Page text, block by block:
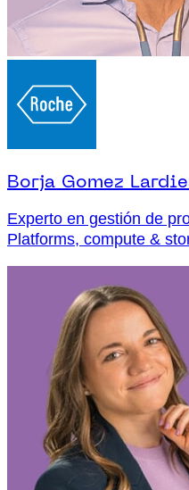
Borja Gomez
Experto en gestión de
Platforms, compute &